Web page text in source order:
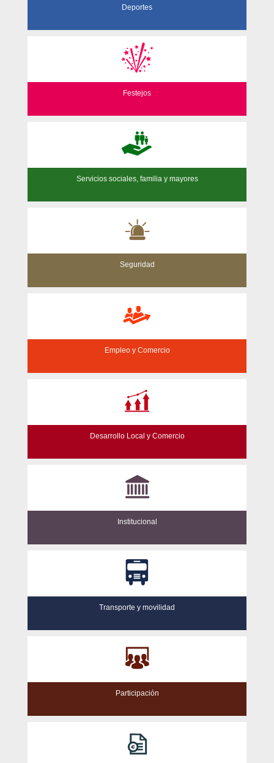
Deportes
Festejos
Servicios sociales, familia y mayores
Seguridad
Empleo y Comercio
Desarrollo Local y Comercio
Institucional
Transporte y movilidad
Participación